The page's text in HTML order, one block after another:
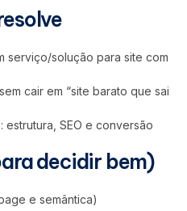
serviço/solução para site com
cair em “site barato que sai
estrutura, SEO e conversão
decidir bem)
e semântica)